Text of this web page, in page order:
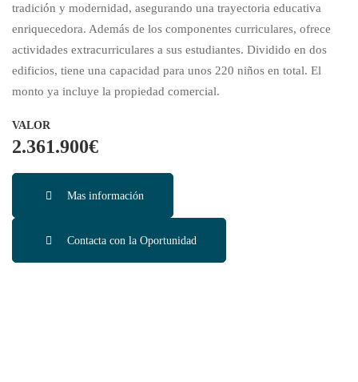
tradición y modernidad, asegurando una trayectoria educativa
enriquecedora. Además de los componentes curriculares, ofrece
actividades extracurriculares a sus estudiantes. Dividido en dos
edificios, tiene una capacidad para unos 220 niños en total. El
monto ya incluye la propiedad comercial.
VALOR
2.361.900€
Mas información
Contacta con la Oportunidad